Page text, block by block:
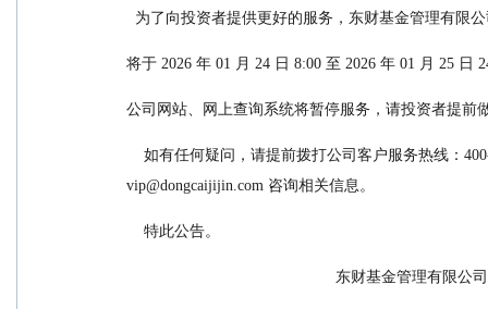
为了向投资者提供更好的服务，东财基金管理有限
将于 2026 年 01 月 24 日 8:00 至 2026 年 01 月 25 日
公司网站、网上查询系统将暂停服务，请投资者提
vip@dongcaijijin.com 咨询相关信息。
    特此公告。
                                                东财基金管理有限公司